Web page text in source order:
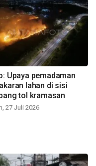
Upaya pemadaman
lahan di sisi
tol kramasan
27 Juli 2026